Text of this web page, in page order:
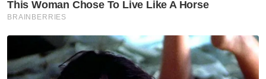
Berita Telus & Tulus menerusi E-Mel setiap
hari!